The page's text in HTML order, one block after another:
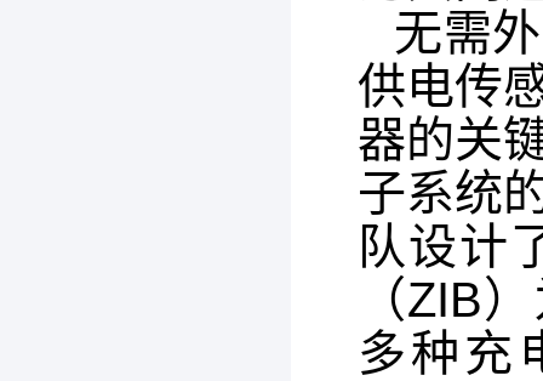
无需
供电传
器的关
子系统
队设计
（ZIB
多种充